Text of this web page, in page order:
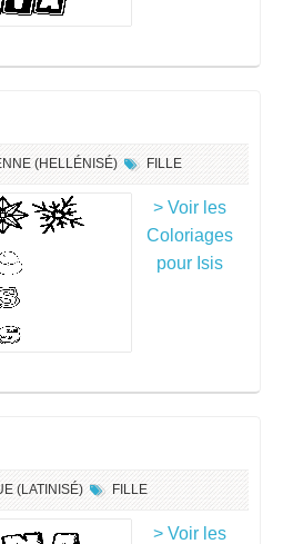
(HELLÉNISÉ) FILLE
> Voir les
Coloriages
pour Isis
(LATINISÉ) FILLE
> Voir les